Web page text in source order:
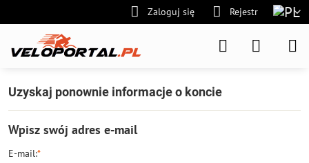
Zaloguj się Rejestr
Uzyskaj ponownie informacje o koncie
Wpisz swój adres e-mail
E-mail:*